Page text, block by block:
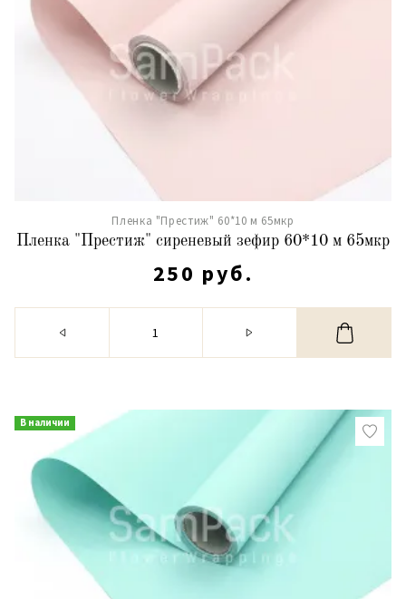
Пленка "Престиж" 60*10 м 65мкр
Пленка "Престиж" сиреневый зефир 60*10 м 65мкр
250 руб.
В наличии